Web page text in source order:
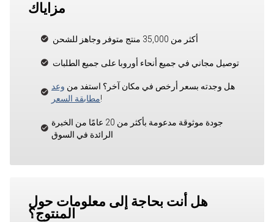
مزاياك
أكثر من 35,000 منتج متوفر وجاهز للشحن
توصيل مجاني في جميع أنحاء أوروبا على جميع الطلبات
هل وجدته بسعر أرخص في مكان آخر؟ استفد من وعد
مطابقة السعر!
جودة موثوقة مدعومة بأكثر من 20 عامًا من الخبرة
الرائدة في السوق
هل أنت بحاجة إلى معلومات حول
المنتوج؟